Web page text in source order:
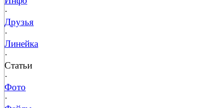
·
Друзья
·
Линейка
·
Статьи
·
Фото
·